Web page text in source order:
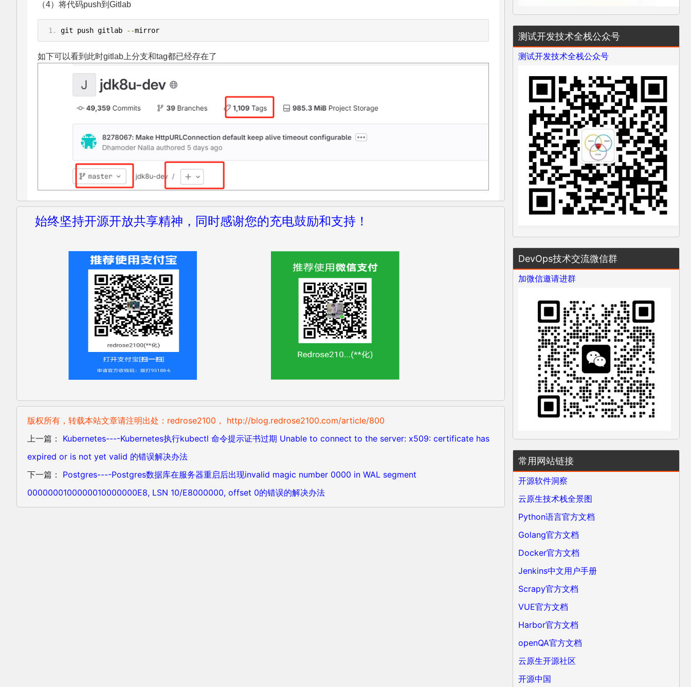
（4）将代码push到Gitlab
git push gitlab --mirror
如下可以看到此时gitlab上分支和tag都已经存在了
始终坚持开源开放共享精神，同时感谢您的充电鼓励和支持！
版权所有，转载本站文章请注明出处：redrose2100， http://blog.redrose2100.com/article/800
上一篇： Kubernetes----Kubernetes执行kubectl 命令提示证书过期 Unable to connect to the server: x509: certificate has
expired or is not yet valid 的错误解决办法
下一篇： Postgres----Postgres数据库在服务器重启后出现invalid magic number 0000 in WAL segment
0000000100000010000000E8, LSN 10/E8000000, offset 0的错误的解决办法
测试开发技术全栈公众号
测试开发技术全栈公众号
DevOps技术交流微信群
加微信邀请进群
常用网站链接
开源软件洞察
云原生技术栈全景图
Python语言官方文档
Golang官方文档
Docker官方文档
Jenkins中文用户手册
Scrapy官方文档
VUE官方文档
Harbor官方文档
openQA官方文档
云原生开源社区
开源中国